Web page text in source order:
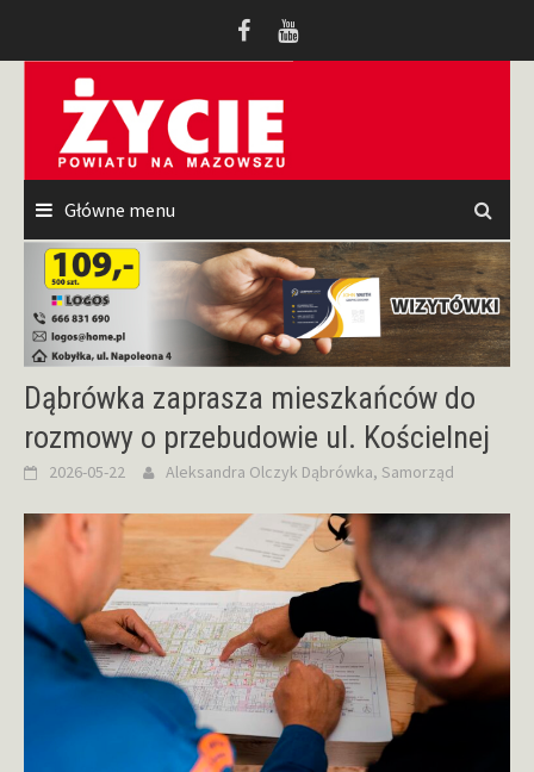
Główne menu
Dąbrówka zaprasza mieszkańców do
rozmowy o przebudowie ul. Kościelnej
2026-05-22 Aleksandra Olczyk Dąbrówka, Samorząd